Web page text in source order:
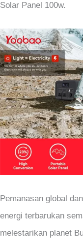
Solar Panel 100w.
Pemanasan global
energi terbarukan
melestarikan planet